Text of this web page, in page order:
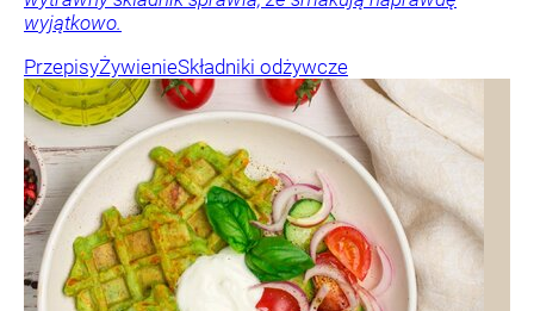
wyjątkowo.
PrzepisyŻywienieSkładniki odżywcze